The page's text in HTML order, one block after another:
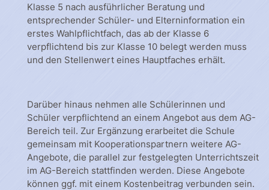
Klasse 5 nach ausführlicher Beratung und
entsprechender Schüler- und Elterninformation ein
erstes Wahlpflichtfach, das ab der Klasse 6
verpflichtend bis zur Klasse 10 belegt werden muss
und den Stellenwert eines Hauptfaches erhält.
Darüber hinaus nehmen alle Schülerinnen und
Schüler verpflichtend an einem Angebot aus dem AG-
Bereich teil. Zur Ergänzung erarbeitet die Schule
gemeinsam mit Kooperationspartnern weitere AG-
Angebote, die parallel zur festgelegten Unterrichtszeit
im AG-Bereich stattfinden werden. Diese Angebote
können ggf. mit einem Kostenbeitrag verbunden sein.